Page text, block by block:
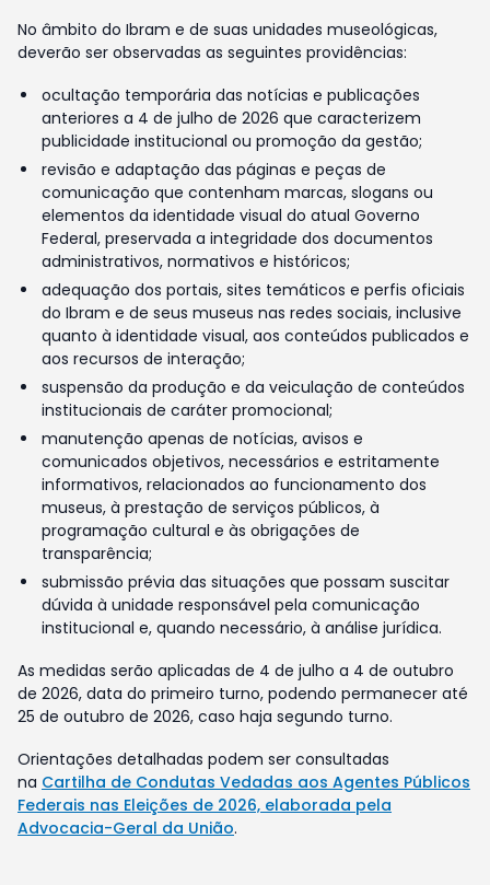
No âmbito do Ibram e de suas unidades museológicas,
deverão ser observadas as seguintes providências:
ocultação temporária das notícias e publicações
anteriores a 4 de julho de 2026 que caracterizem
publicidade institucional ou promoção da gestão;
revisão e adaptação das páginas e peças de
comunicação que contenham marcas, slogans ou
elementos da identidade visual do atual Governo
Federal, preservada a integridade dos documentos
administrativos, normativos e históricos;
adequação dos portais, sites temáticos e perfis oficiais
do Ibram e de seus museus nas redes sociais, inclusive
quanto à identidade visual, aos conteúdos publicados e
aos recursos de interação;
suspensão da produção e da veiculação de conteúdos
institucionais de caráter promocional;
manutenção apenas de notícias, avisos e
comunicados objetivos, necessários e estritamente
informativos, relacionados ao funcionamento dos
museus, à prestação de serviços públicos, à
programação cultural e às obrigações de
transparência;
submissão prévia das situações que possam suscitar
dúvida à unidade responsável pela comunicação
institucional e, quando necessário, à análise jurídica.
As medidas serão aplicadas de 4 de julho a 4 de outubro
de 2026, data do primeiro turno, podendo permanecer até
25 de outubro de 2026, caso haja segundo turno.
Orientações detalhadas podem ser consultadas
na Cartilha de Condutas Vedadas aos Agentes Públicos
Federais nas Eleições de 2026, elaborada pela
Advocacia-Geral da União.